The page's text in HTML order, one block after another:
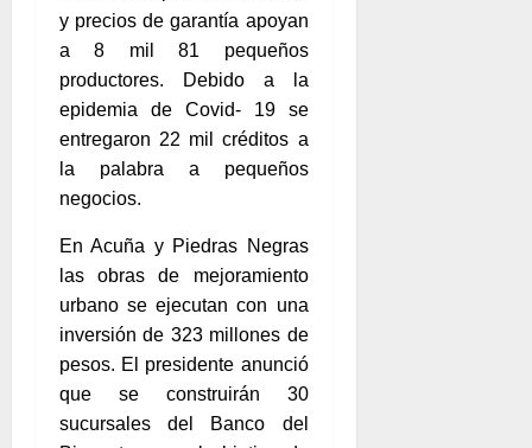
y precios de garantía apoyan
a 8 mil 81 pequeños
productores. Debido a la
epidemia de Covid- 19 se
entregaron 22 mil créditos a
la palabra a pequeños
negocios.
En Acuña y Piedras Negras
las obras de mejoramiento
urbano se ejecutan con una
inversión de 323 millones de
pesos. El presidente anunció
que se construirán 30
sucursales del Banco del